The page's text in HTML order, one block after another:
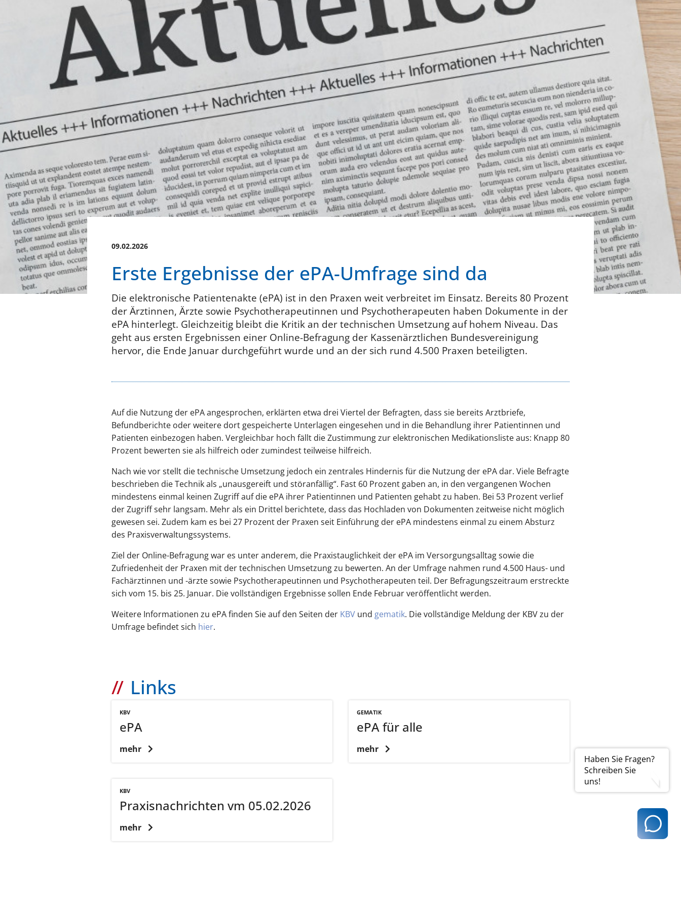
Haben Sie Fragen?
Schreiben Sie
uns!
09.02.2026
Erste Ergebnisse der ePA-Umfrage sind da
Die elektronische Patientenakte (ePA) ist in den Praxen weit verbreitet im Einsatz. Bereits 80 Prozent
der Ärztinnen, Ärzte sowie Psychotherapeutinnen und Psychotherapeuten haben Dokumente in der
ePA hinterlegt. Gleichzeitig bleibt die Kritik an der technischen Umsetzung auf hohem Niveau. Das
geht aus ersten Ergebnissen einer Online-Befragung der Kassenärztlichen Bundesvereinigung
hervor, die Ende Januar durchgeführt wurde und an der sich rund 4.500 Praxen beteiligten.
Auf die Nutzung der ePA angesprochen, erklärten etwa drei Viertel der Befragten, dass sie bereits Arztbriefe,
Befundberichte oder weitere dort gespeicherte Unterlagen eingesehen und in die Behandlung ihrer Patientinnen und
Patienten einbezogen haben. Vergleichbar hoch fällt die Zustimmung zur elektronischen Medikationsliste aus: Knapp 80
Prozent bewerten sie als hilfreich oder zumindest teilweise hilfreich.
Nach wie vor stellt die technische Umsetzung jedoch ein zentrales Hindernis für die Nutzung der ePA dar. Viele Befragte
beschrieben die Technik als „unausgereift und störanfällig“. Fast 60 Prozent gaben an, in den vergangenen Wochen
mindestens einmal keinen Zugriff auf die ePA ihrer Patientinnen und Patienten gehabt zu haben. Bei 53 Prozent verlief
der Zugriff sehr langsam. Mehr als ein Drittel berichtete, dass das Hochladen von Dokumenten zeitweise nicht möglich
gewesen sei. Zudem kam es bei 27 Prozent der Praxen seit Einführung der ePA mindestens einmal zu einem Absturz
des Praxisverwaltungssystems.
Ziel der Online-Befragung war es unter anderem, die Praxistauglichkeit der ePA im Versorgungsalltag sowie die
Zufriedenheit der Praxen mit der technischen Umsetzung zu bewerten. An der Umfrage nahmen rund 4.500 Haus- und
Fachärztinnen und -ärzte sowie Psychotherapeutinnen und Psychotherapeuten teil. Der Befragungszeitraum erstreckte
sich vom 15. bis 25. Januar. Die vollständigen Ergebnisse sollen Ende Februar veröffentlicht werden.
Weitere Informationen zu ePA finden Sie auf den Seiten der KBV und gematik. Die vollständige Meldung der KBV zu der
Umfrage befindet sich hier.
Links
KBV
ePA
mehr
GEMATIK
ePA für alle
mehr
KBV
Praxisnachrichten vm 05.02.2026
mehr